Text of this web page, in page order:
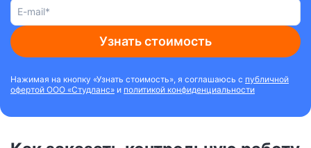
Узнать стоимость
Нажимая на кнопку «Узнать стоимость», я соглашаюсь с публичной
офертой ООО «Студланс» и политикой конфиденциальности